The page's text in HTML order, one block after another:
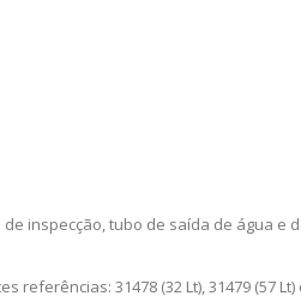
inspecção, tubo de saída de água e
31478 (32 Lt), 31479 (57 Lt)